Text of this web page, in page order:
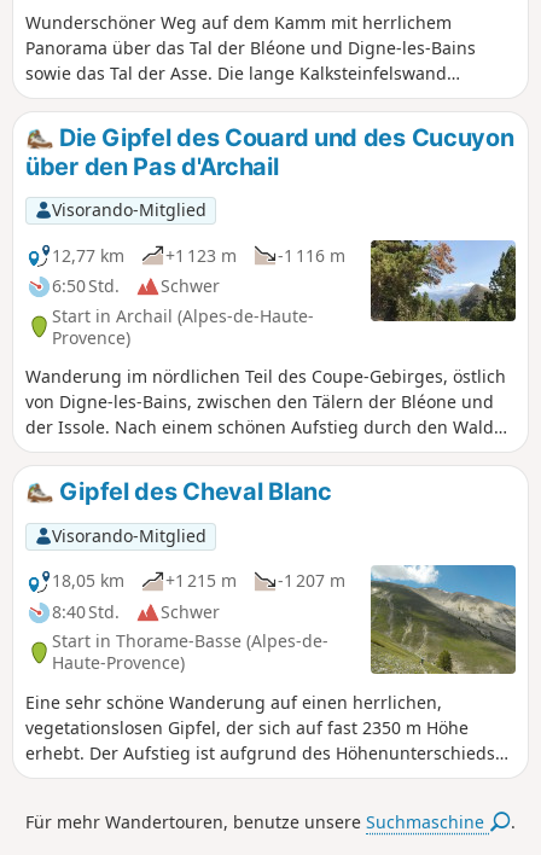
Wunderschöner Weg auf dem Kamm mit herrlichem
Panorama über das Tal der Bléone und Digne-les-Bains
sowie das Tal der Asse. Die lange Kalksteinfelswand
erstreckt sich von Süden nach Norden über fast siebzehn
Kilometer und endet im Norden am Pic de Couard (1988 m).
Die Gipfel des Couard und des Cucuyon
über den Pas d'Archail
Visorando-Mitglied
12,77 km
+1 123 m
-1 116 m
6:50 Std.
Schwer
Start in Archail (Alpes-de-Haute-
Provence)
Wanderung im nördlichen Teil des Coupe-Gebirges, östlich
von Digne-les-Bains, zwischen den Tälern der Bléone und
der Issole. Nach einem schönen Aufstieg durch den Wald
erreicht man zwei Gipfel, die fast 2000 m hoch sind und ein
herrliches Panorama bieten. Der Startpunkt ist Archail, ein
kleines Dorf 13 km von Digne-les-Bains entfernt, das über
eine bereits wunderschöne Straße entlang des Wildbachs
Bouinenc zu erreichen ist.
Gipfel des Cheval Blanc
Visorando-Mitglied
18,05 km
+1 215 m
-1 207 m
8:40 Std.
Schwer
Start in Thorame-Basse (Alpes-de-
Haute-Provence)
Eine sehr schöne Wanderung auf einen herrlichen,
vegetationslosen Gipfel, der sich auf fast 2350 m Höhe
erhebt. Der Aufstieg ist aufgrund des Höhenunterschieds
anspruchsvoll, aber das Panorama am Ziel ist mit einem
aufgrund der beiden Flugzeugabstürze am 27. und 30.
Für mehr Wandertouren, benutze unsereSuchmaschine .